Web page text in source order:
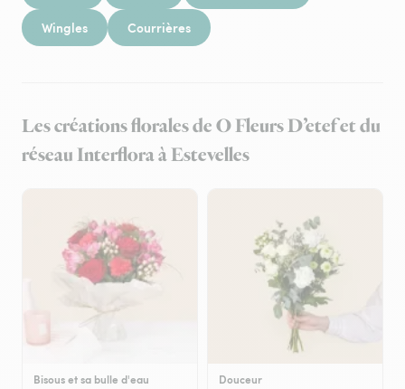
Wingles Courrières
Les créations florales de O Fleurs D’etef et du
réseau Interflora à Estevelles
Bisous et sa bulle d'eau Douceur